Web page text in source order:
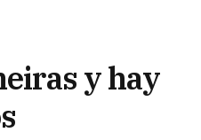
y hay